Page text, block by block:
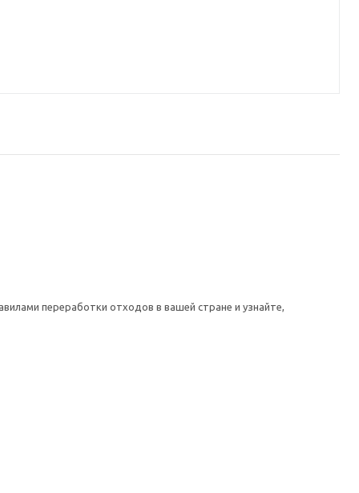
переработки отходов в вашей стране и узнайте,